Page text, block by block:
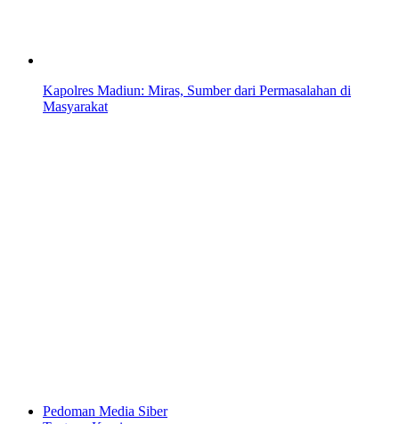
Kapolres Madiun: Miras, Sumber dari Permasalahan di
Masyarakat
Pedoman Media Siber